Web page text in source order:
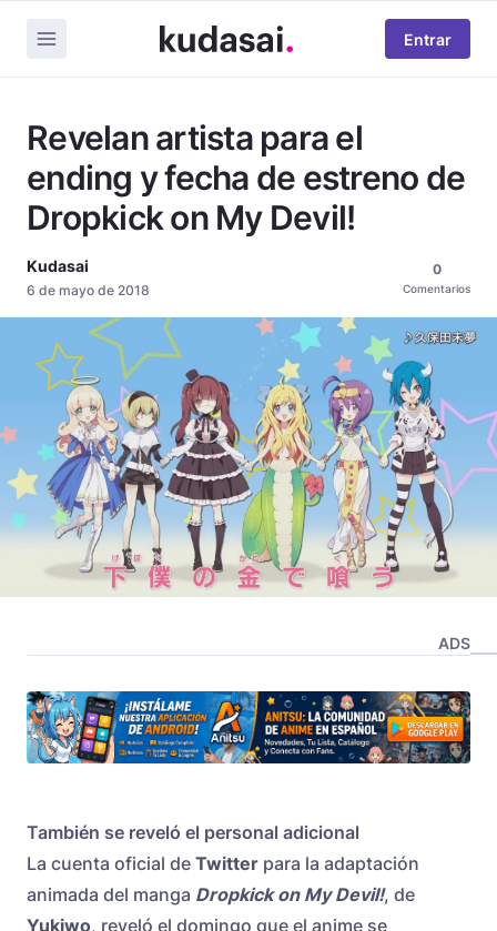
Entrar
Revelan artista para el
ending y fecha de estreno de
Dropkick on My Devil!
Kudasai
6 de mayo de 2018
0
Comentarios
ADS
También se reveló el personal adicional
La cuenta oficial de Twitter para la adaptación
animada del manga Dropkick on My Devil!, de
Yukiwo, reveló el domingo que el anime se